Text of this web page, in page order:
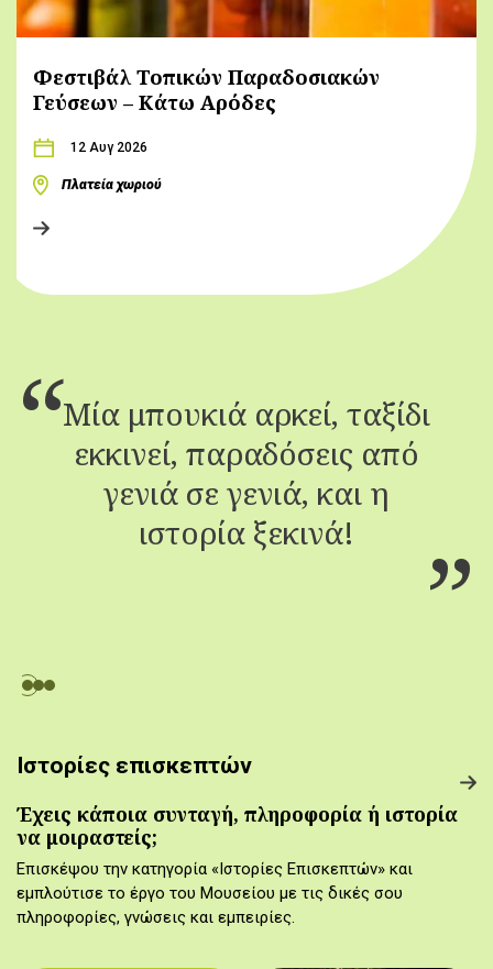
Φεστιβάλ Τοπικών Παραδοσιακών
Γεύσεων – Κάτω Αρόδες
12 Αυγ 2026
Πλατεία χωριού
Μία μπουκιά αρκεί, ταξίδι
εκκινεί, παραδόσεις από
γενιά σε γενιά, και η
ιστορία ξεκινά!
Ιστορίες επισκεπτών
Έχεις κάποια συνταγή, πληροφορία ή ιστορία
να μοιραστείς;
Επισκέψου την κατηγορία «Ιστορίες Επισκεπτών» και
εμπλούτισε το έργο του Μουσείου με τις δικές σου
πληροφορίες, γνώσεις και εμπειρίες.